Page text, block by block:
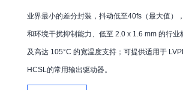
业界最小的差分封装，抖动低至40fs（最大值）
和环境干扰抑制能力、低至 2.0 x 1.6 mm 的行业
及高达 105°C 的宽温度支持；可提供适用于
HCSL的常用输出驱动器。